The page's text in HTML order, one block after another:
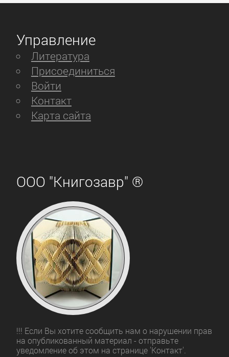
Управление
Литература
Присоединиться
Войти
Контакт
Карта сайта
ООО "Книгозавр" ®
!!! Если Вы хотите сообщить нам о нарушении прав
на опубликованный материал - отправьте
уведомление об этом на странице 'Контакт'.